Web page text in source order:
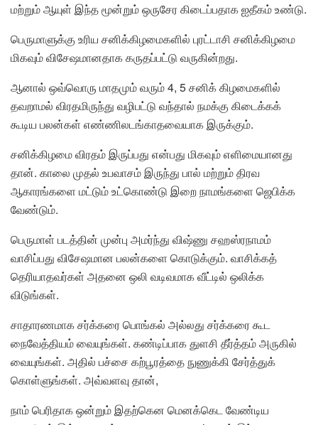
மற்றும் ஆயுள் இந்த மூன்றும் ஒருசேர கிடைப்பதாக ஐதீகம் உண்டு.
பெருமாளுக்கு உரிய சனிக்கிழமைகளில் புரட்டாசி சனிக்கிழமை
மிகவும் விசேஷமானதாக கருதப்பட்டு வருகின்றது.
ஆனால் ஒவ்வொரு மாதமும் வரும் 4, 5 சனிக் கிழமைகளில்
தவறாமல் விரதமிருந்து வழிபட்டு வந்தால் நமக்கு கிடைக்கக்
கூடிய பலன்கள் எண்ணிலடங்காதவையாக இருக்கும்.
சனிக்கிழமை விரதம் இருப்பது என்பது மிகவும் எளிமையானது
தான். காலை முதல் உபவாசம் இருந்து பால் மற்றும் திரவ
ஆகாரங்களை மட்டும் உட்கொண்டு இறை நாமங்களை ஜெபிக்க
வேண்டும்.
பெருமாள் படத்தின் முன்பு அமர்ந்து விஷ்ணு சஹஸ்ரநாமம்
வாசிப்பது விசேஷமான பலன்களை கொடுக்கும். வாசிக்கத்
தெரியாதவர்கள் அதனை ஒலி வடிவமாக வீட்டில் ஒலிக்க
விடுங்கள்.
சாதாரணமாக சர்க்கரை பொங்கல் அல்லது சர்க்கரை கூட
நைவேத்தியம் வையுங்கள். கண்டிப்பாக துளசி தீர்த்தம் அருகில்
வையுங்கள். அதில் பச்சை கற்பூரத்தை நுணுக்கி சேர்த்துக்
கொள்ளுங்கள். அவ்வளவு தான்,
நாம் பெரிதாக ஒன்றும் இதற்கென மெனக்கெட வேண்டிய